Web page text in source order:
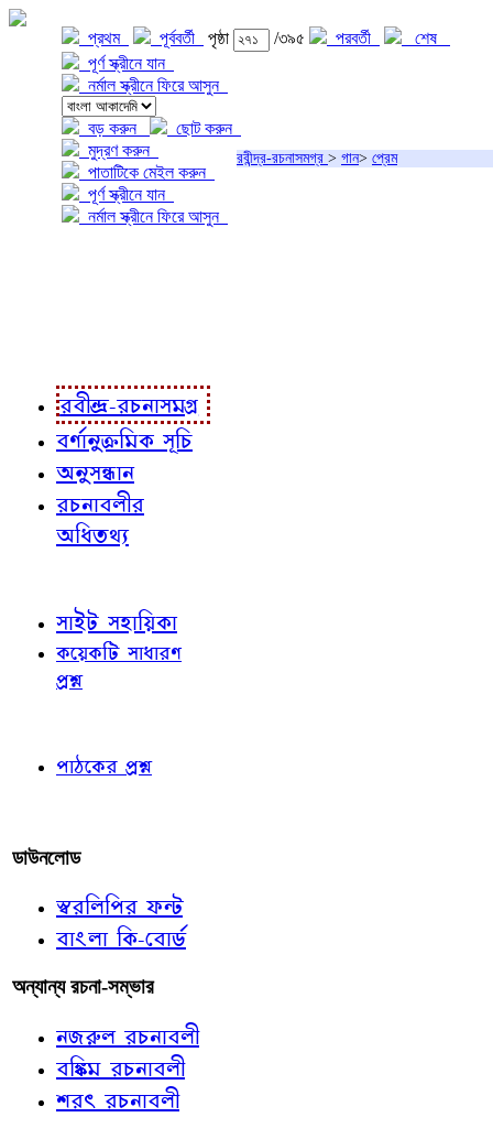
প্রথম পূর্ববর্তী পৃষ্ঠা /৩৯৫ পরবর্তী
শেষ
পূর্ণ স্ক্রীনে যান
নর্মাল স্ক্রীনে ফিরে আসুন
বড় করুন
ছোট করুন
মুদ্রণ করুন
পাতাটিকে মেইল করুন
পূর্ণ স্ক্রীনে যান
নর্মাল স্ক্রীনে ফিরে আসুন
রবীন্দ্র-রচনাসমগ্র > গান> প্রেম
রবীন্দ্র-রচনাসমগ্র
বর্ণানুক্রমিক সূচি
অনুসন্ধান
রচনাবলীর
অধিতথ্য
সাইট সহায়িকা
কয়েকটি সাধারণ
প্রশ্ন
পাঠকের প্রশ্ন
ডাউনলোড
স্বরলিপির ফন্ট
বাংলা কি-বোর্ড
অন্যান্য রচনা-সম্ভার
নজরুল রচনাবলী
বঙ্কিম রচনাবলী
শরৎ রচনাবলী